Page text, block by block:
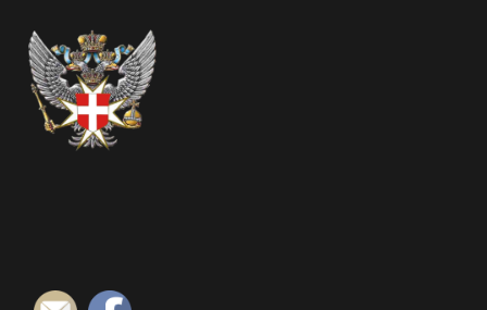
Footer